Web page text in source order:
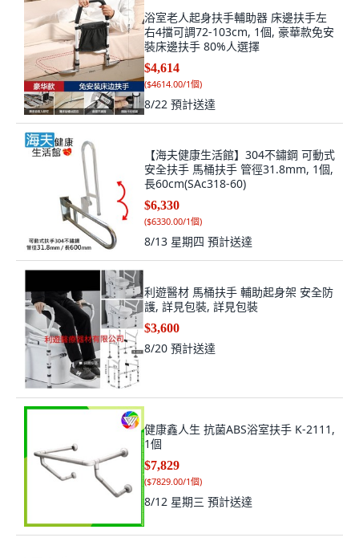
浴室老人起身扶手輔助器 床邊扶手左
右4擋可調72-103cm, 1個, 豪華款免安
裝床邊扶手 80%人選擇
$4,614
($4614.00/1個)
8/22 預計送達
【海夫健康生活館】304不鏽鋼 可動式
安全扶手 馬桶扶手 管徑31.8mm, 1個,
長60cm(SAc318-60)
$6,330
($6330.00/1個)
8/13 星期四 預計送達
利遊醫材 馬桶扶手 輔助起身架 安全防
護, 詳見包裝, 詳見包裝
$3,600
8/20 預計送達
健康鑫人生 抗菌ABS浴室扶手 K-2111,
1個
$7,829
($7829.00/1個)
8/12 星期三 預計送達